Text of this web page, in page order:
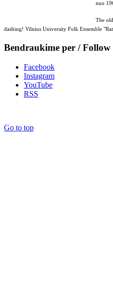
nuo
The
dashing! Vilnius University Folk Ensemble
Bendraukime per / Follow
Facebook
Instagram
YouTube
RSS
Go to top